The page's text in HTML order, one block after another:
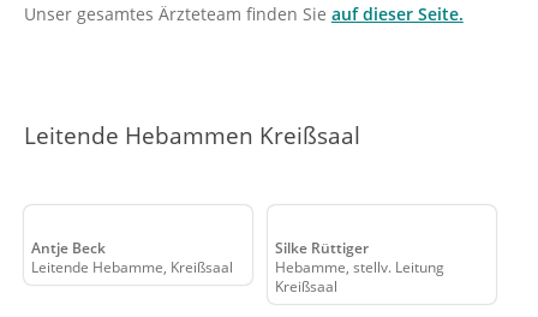
Unser gesamtes Ärzteteam finden Sie auf dieser Seite.
Leitende Hebammen Kreißsaal
Antje Beck
Leitende Hebamme, Kreißsaal
Silke Rüttiger
Hebamme, stellv. Leitung
Kreißsaal